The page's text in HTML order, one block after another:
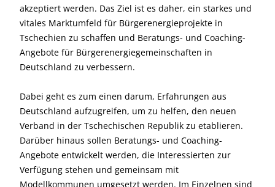
akzeptiert werden. Das Ziel ist es daher, ein starkes und
vitales Marktumfeld für Bürgerenergieprojekte in
Tschechien zu schaffen und Beratungs- und Coaching-
Angebote für Bürgerenergiegemeinschaften in
Deutschland zu verbessern.
Dabei geht es zum einen darum, Erfahrungen aus
Deutschland aufzugreifen, um zu helfen, den neuen
Verband in der Tschechischen Republik zu etablieren.
Darüber hinaus sollen Beratungs- und Coaching-
Angebote entwickelt werden, die Interessierten zur
Verfügung stehen und gemeinsam mit
Modellkommunen umgesetzt werden. Im Einzelnen sind